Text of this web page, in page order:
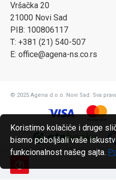
Vršačka 20
21000 Novi Sad
PIB: 100806117
T: +381 (21) 540-507
E: office@agena-ns.co.rs
© 2025 Agena d.o.o. Novi Sad. Sva
Koristimo kolačiće i druge
bismo poboljšali vaše
funkcionalnost našeg sajta.